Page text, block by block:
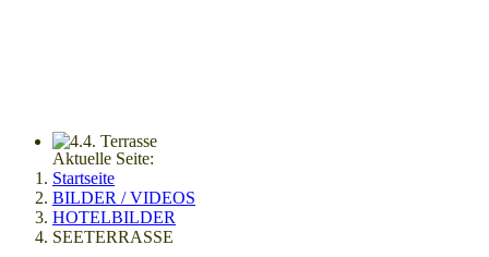
Aktuelle Seite:
Startseite
BILDER / VIDEOS
HOTELBILDER
SEETERRASSE